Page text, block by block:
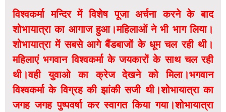
विश्वकर्मा मन्दिर में विशेष पूजा अर्चना करने के बाद
शोभायात्रा का आगाज हुआ।महिलाओं ने भी भाग लिया।
शोभायात्रा में सबसे आगे बैंडबाजों के धूम चल रही थी।
महिलाएं भगवान विश्वकर्मा के जयकारों के साथ चल रही
थी।वही युवाओ का क्रेज देखने को मिला।भगवान
विश्वकर्मा के विग्रह की झांकी सजी थी।शोभायात्रा का
जगह जगह पुष्पवर्षा कर स्वागत किया गया।शोभायात्रा